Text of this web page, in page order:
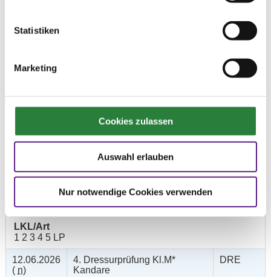
Statistiken
Marketing
Cookies zulassen
Auswahl erlauben
Nur notwendige Cookies verwenden
12.06.2026
DPF
Preisgeld
LKL/Art
1 2 3 4 5 6 LP
12.06.2026
(v)
200,00 €
LKL/Art
1 2 3 4 5 LP
12.06.2026
( n)
4. Dressurprüfung Kl.M*
Kandare
DRE